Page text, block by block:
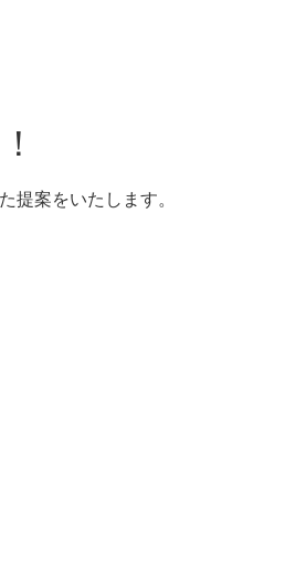
案をいたします。